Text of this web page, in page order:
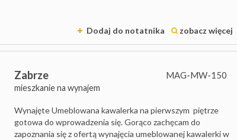
Dodaj do notatnika zobacz więcej
Zabrze
mieszkanie na wynajem
MAG-MW-150
Wynajęte Umeblowana kawalerka na pierwszym piętrze
gotowa do wprowadzenia się. Gorąco zachęcam do
zapoznania się z ofertą wynajęcia umeblowanej kawalerki w